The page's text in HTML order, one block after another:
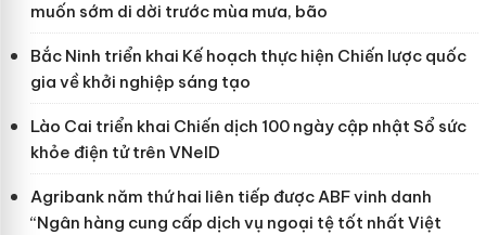
muốn sớm di dời trước mùa mưa, bão
Bắc Ninh triển khai Kế hoạch thực hiện Chiến lược quốc
gia về khởi nghiệp sáng tạo
Lào Cai triển khai Chiến dịch 100 ngày cập nhật Sổ sức
khỏe điện tử trên VNeID
Agribank năm thứ hai liên tiếp được ABF vinh danh
“Ngân hàng cung cấp dịch vụ ngoại tệ tốt nhất Việt